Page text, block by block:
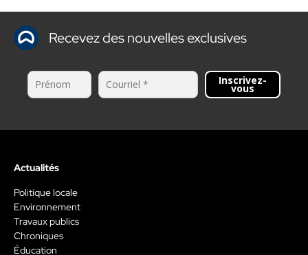
Recevez des nouvelles exclusives
Inscrivez-
vous
Actualités
Politique locale
Environnement
Travaux publics
Chroniques
Éducation